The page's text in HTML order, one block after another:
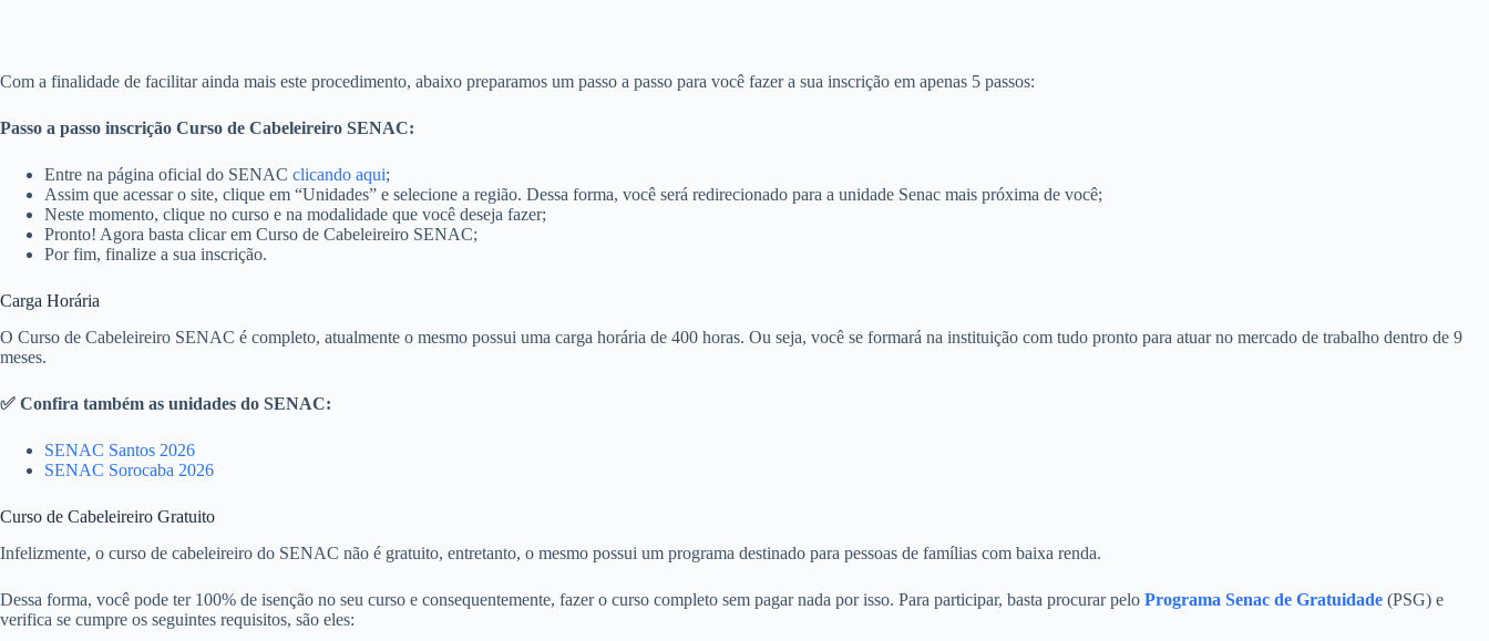
Com a finalidade de facilitar ainda mais este procedimento, abaixo preparamos um passo a passo para você fazer a sua inscrição em apenas 5 passos:
Passo a passo inscrição Curso de Cabeleireiro SENAC:
Entre na página oficial do SENAC clicando aqui;
Assim que acessar o site, clique em “Unidades” e selecione a região. Dessa forma, você será redirecionado para a unidade Senac mais próxima de você;
Neste momento, clique no curso e na modalidade que você deseja fazer;
Pronto! Agora basta clicar em Curso de Cabeleireiro SENAC;
Por fim, finalize a sua inscrição.
Carga Horária
O Curso de Cabeleireiro SENAC é completo, atualmente o mesmo possui uma carga horária de 400 horas. Ou seja, você se formará na instituição com tudo pronto para atuar no mercado de trabalho dentro de 9
meses.
✅ Confira também as unidades do SENAC:
SENAC Santos 2026
SENAC Sorocaba 2026
Curso de Cabeleireiro Gratuito
Infelizmente, o curso de cabeleireiro do SENAC não é gratuito, entretanto, o mesmo possui um programa destinado para pessoas de famílias com baixa renda.
Dessa forma, você pode ter 100% de isenção no seu curso e consequentemente, fazer o curso completo sem pagar nada por isso. Para participar, basta procurar pelo Programa Senac de Gratuidade (PSG) e
verifica se cumpre os seguintes requisitos, são eles: